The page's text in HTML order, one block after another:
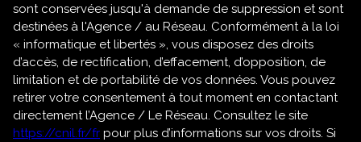
sont conservées jusqu'à demande de suppression et sont
destinées à l'Agence / au Réseau. Conformément à la loi
« informatique et libertés », vous disposez des droits
d’accès, de rectification, d’effacement, d’opposition, de
limitation et de portabilité de vos données. Vous pouvez
retirer votre consentement à tout moment en contactant
directement l’Agence / Le Réseau. Consultez le site
https://cnil.fr/fr pour plus d’informations sur vos droits. Si